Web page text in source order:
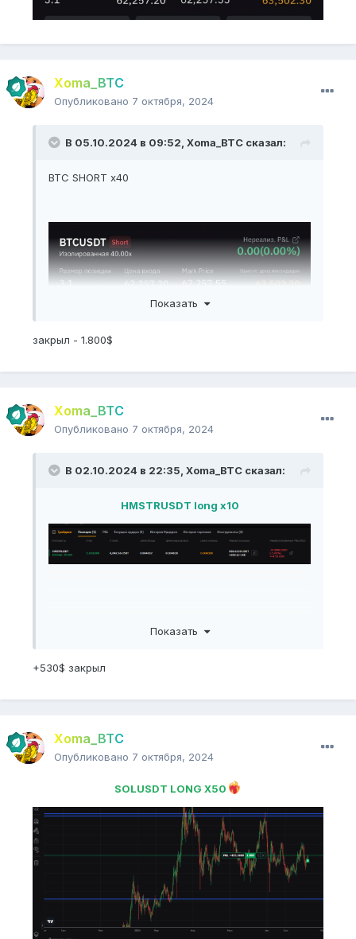
Xoma_BTC
Опубликовано 7 октября, 2024
В 05.10.2024 в 09:52, Xoma_BTC сказал:
BTC SHORT x40
Показать
закрыл - 1.800$
Xoma_BTC
Опубликовано 7 октября, 2024
В 02.10.2024 в 22:35, Xoma_BTC сказал:
HMSTRUSDT long x10
Показать
+530$ закрыл
Xoma_BTC
Опубликовано 7 октября, 2024
SOLUSDT LONG X50